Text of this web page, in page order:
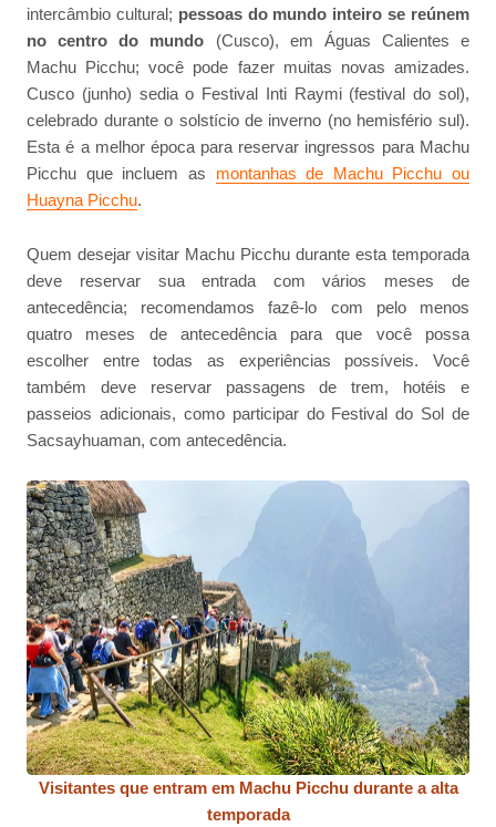
intercâmbio cultural; pessoas do mundo inteiro se reúnem
no centro do mundo (Cusco), em Águas Calientes e
Machu Picchu; você pode fazer muitas novas amizades.
Cusco (junho) sedia o Festival Inti Raymi (festival do sol),
celebrado durante o solstício de inverno (no hemisfério sul).
Esta é a melhor época para reservar ingressos para Machu
Picchu que incluem as montanhas de Machu Picchu ou
Huayna Picchu.
Quem desejar visitar Machu Picchu durante esta temporada
deve reservar sua entrada com vários meses de
antecedência; recomendamos fazê-lo com pelo menos
quatro meses de antecedência para que você possa
escolher entre todas as experiências possíveis. Você
também deve reservar passagens de trem, hotéis e
passeios adicionais, como participar do Festival do Sol de
Sacsayhuaman, com antecedência.
Visitantes que entram em Machu Picchu durante a alta
temporada